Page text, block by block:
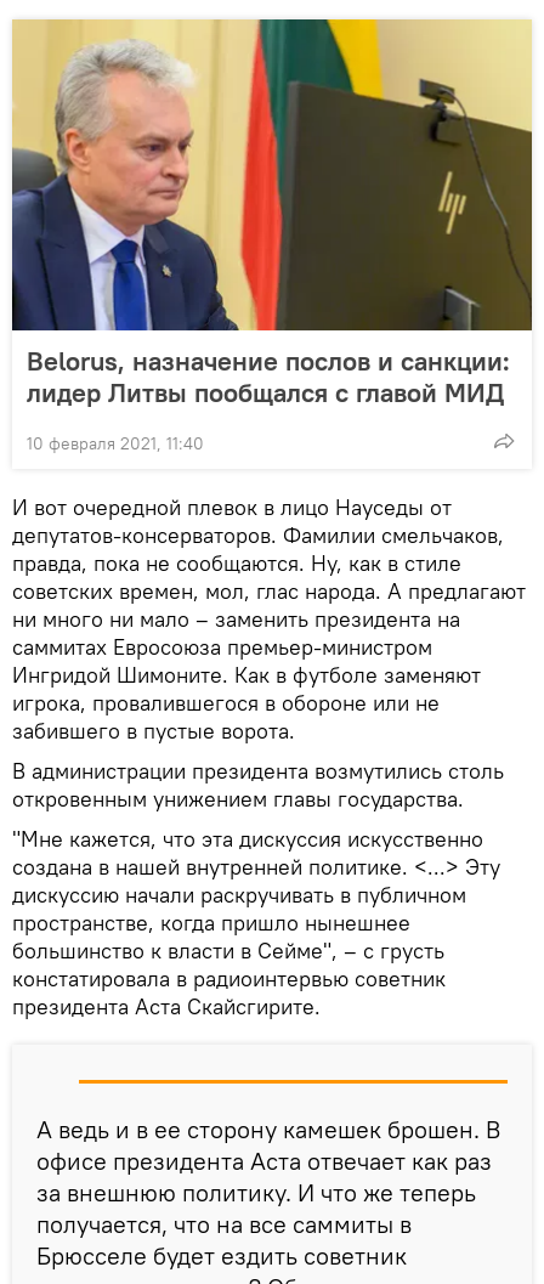
Belorus, назначение послов и санкции:
лидер Литвы пообщался с главой МИД
10 февраля 2021, 11:40
И вот очередной плевок в лицо Науседы от
депутатов-консерваторов. Фамилии смельчаков,
правда, пока не сообщаются. Ну, как в стиле
советских времен, мол, глас народа. А предлагают
ни много ни мало – заменить президента на
саммитах Евросоюза премьер-министром
Ингридой Шимоните. Как в футболе заменяют
игрока, провалившегося в обороне или не
забившего в пустые ворота.
В администрации президента возмутились столь
откровенным унижением главы государства.
"Мне кажется, что эта дискуссия искусственно
создана в нашей внутренней политике. <...> Эту
дискуссию начали раскручивать в публичном
пространстве, когда пришло нынешнее
большинство к власти в Сейме", – с грусть
констатировала в радиоинтервью советник
президента Аста Скайсгирите.
А ведь и в ее сторону камешек брошен. В
офисе президента Аста отвечает как раз
за внешнюю политику. И что же теперь
получается, что на все саммиты в
Брюсселе будет ездить советник